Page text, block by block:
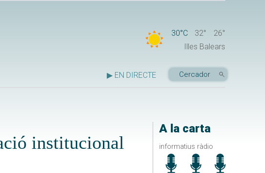
30°C 32°
26°
Illes Balears
▶ EN DIRECTE
A la carta
informatius ràdio
institucional